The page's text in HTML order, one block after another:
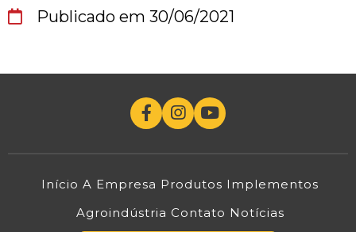
Publicado em 30/06/2021
Início A Empresa Produtos Implementos
Agroindústria Contato Notícias